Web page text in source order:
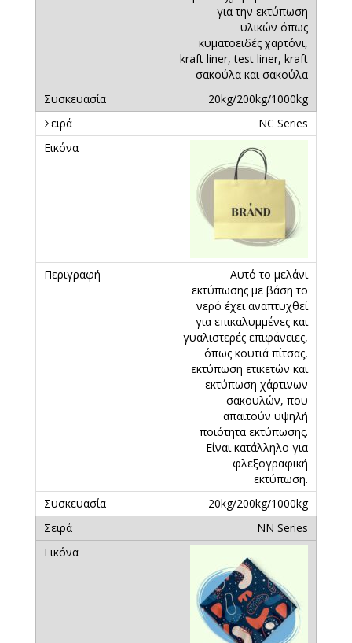
για την εκτύπωση
υλικών όπως
κυματοειδές χαρτόνι,
kraft liner, test liner, kraft
σακούλα και σακούλα
20kg/200kg/1000kg
ΝC Series
Αυτό το μελάνι
εκτύπωσης με βάση το
νερό έχει αναπτυχθεί
για επικαλυμμένες και
γυαλιστερές επιφάνειες,
όπως κουτιά πίτσας,
εκτύπωση ετικετών και
εκτύπωση χάρτινων
σακουλών, που
απαιτούν υψηλή
ποιότητα εκτύπωσης.
Είναι κατάλληλο για
φλεξογραφική
εκτύπωση.
20kg/200kg/1000kg
ΝN Series